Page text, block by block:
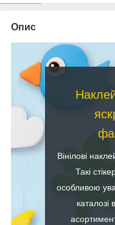
Опис
Вінілові
Такі
особливою